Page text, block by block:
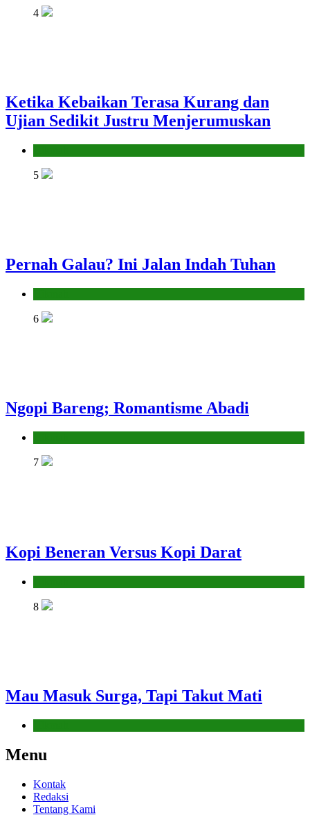
4
Ketika Kebaikan Terasa Kurang dan
Ujian Sedikit Justru Menjerumuskan
5
Pernah Galau? Ini Jalan Indah Tuhan
6
Ngopi Bareng; Romantisme Abadi
7
Kopi Beneran Versus Kopi Darat
8
Mau Masuk Surga, Tapi Takut Mati
Menu
Kontak
Redaksi
Tentang Kami